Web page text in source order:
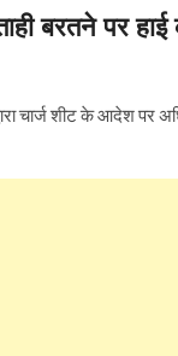
बरतने पर हाई
चार्ज शीट के आदेश पर